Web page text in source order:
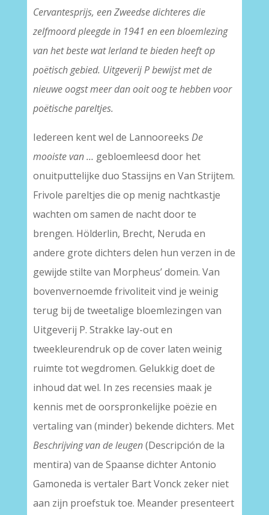
Cervantesprijs, een Zweedse dichteres die
zelfmoord pleegde in 1941 en een bloemlezing
van het beste wat Ierland te bieden heeft op
poëtisch gebied. Uitgeverij P bewijst met de
nieuwe oogst meer dan ooit oog te hebben voor
poëtische pareltjes.
Iedereen kent wel de Lannooreeks De
mooiste van … gebloemleesd door het
onuitputtelijke duo Stassijns en Van Strijtem.
Frivole pareltjes die op menig nachtkastje
wachten om samen de nacht door te
brengen. Hölderlin, Brecht, Neruda en
andere grote dichters delen hun verzen in de
gewijde stilte van Morpheus’ domein. Van
bovenvernoemde frivoliteit vind je weinig
terug bij de tweetalige bloemlezingen van
Uitgeverij P. Strakke lay-out en
tweekleurendruk op de cover laten weinig
ruimte tot wegdromen. Gelukkig doet de
inhoud dat wel. In zes recensies maak je
kennis met de oorspronkelijke poëzie en
vertaling van (minder) bekende dichters. Met
Beschrijving van de leugen(Descripción de la
mentira) van de Spaanse dichter Antonio
Gamoneda is vertaler Bart Vonck zeker niet
aan zijn proefstuk toe. Meander presenteert